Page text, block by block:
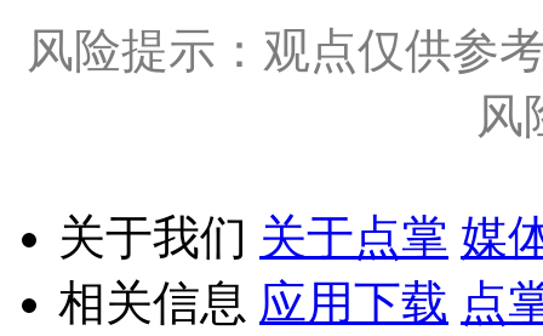
风险提示：观点仅供参
风
关于我们 关于点掌 媒
相关信息 应用下载 点